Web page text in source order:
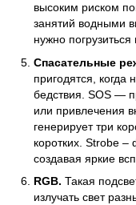
высоким риском
занятий водными
нужно погрузиться
Спасательные
пригодятся, когда
бедствия. SOS —
или привлечения
генерирует три
коротких. Strobe –
создавая яркие
RGB. Такая
излучать свет